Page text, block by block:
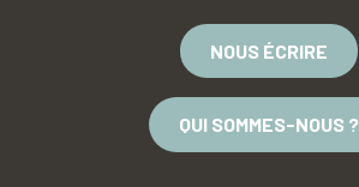
NOUS ÉCRIRE
QUI SOMMES-NOUS ?